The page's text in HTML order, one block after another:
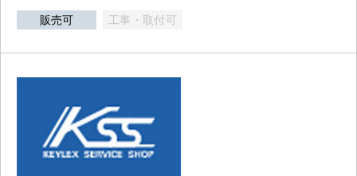
販売可 工事・取付可